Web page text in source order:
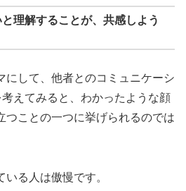
理解することが、共感しよう
にして、他者とのコミュニケーシ
考えてみると、わかったような顔
つことの一つに挙げられるのでは
る人は傲慢です。